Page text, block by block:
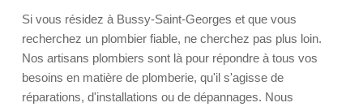
Si vous résidez à Bussy-Saint-Georges et que vous
recherchez un plombier fiable, ne cherchez pas plus loin.
Nos artisans plombiers sont là pour répondre à tous vos
besoins en matière de plomberie, qu'il s'agisse de
réparations, d'installations ou de dépannages. Nous